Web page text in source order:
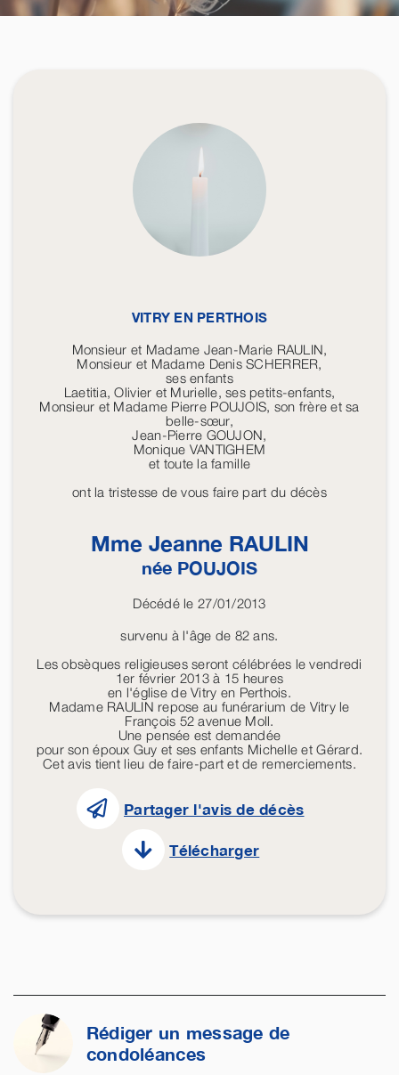
VITRY EN PERTHOIS
Monsieur et Madame Jean-Marie RAULIN,
Monsieur et Madame Denis SCHERRER,
ses enfants
Laetitia, Olivier et Murielle, ses petits-enfants,
Monsieur et Madame Pierre POUJOIS, son frère et sa
belle-sœur,
Jean-Pierre GOUJON,
Monique VANTIGHEM
et toute la famille
ont la tristesse de vous faire part du décès
Mme Jeanne RAULIN
née POUJOIS
Décédé le 27/01/2013
survenu à l'âge de 82 ans.
Les obsèques religieuses seront célébrées le vendredi
1er février 2013 à 15 heures
en l'église de Vitry en Perthois.
Madame RAULIN repose au funérarium de Vitry le
François 52 avenue Moll.
Une pensée est demandée
pour son époux Guy et ses enfants Michelle et Gérard.
Cet avis tient lieu de faire-part et de remerciements.
Partager l'avis de décès
Télécharger
Rédiger un message de
condoléances